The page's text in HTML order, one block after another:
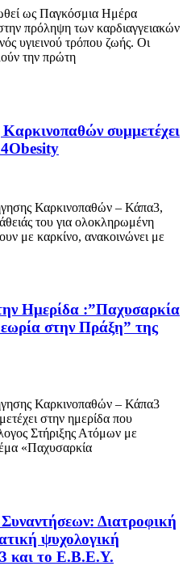
ως Παγκόσμια Ημέρα
πρόληψη των καρδιαγγειακών
υγιεινού τρόπου ζωής. Οι
την πρώτη
συμμετέχει
Καρκινοπαθών – Κάπα3,
του για ολοκληρωμένη
με καρκίνο, ανακοινώνει με
Ημερίδα :”Παχυσαρκία
στην Πράξη” της
Καρκινοπαθών – Κάπα3
στην ημερίδα που
Στήριξης Ατόμων με
«Παχυσαρκία
Διατροφική
ψυχολογική
και το Ε.Β.Ε.Υ.